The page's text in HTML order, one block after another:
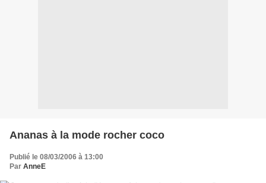
Ananas à la mode rocher coco
Publié le 08/03/2006 à 13:00
Par AnneE